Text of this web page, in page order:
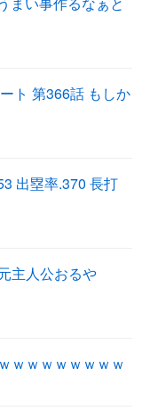
ト 第366話 もしか
出塁率.370 長打
主人公おるや
ｗｗｗｗｗｗｗｗ